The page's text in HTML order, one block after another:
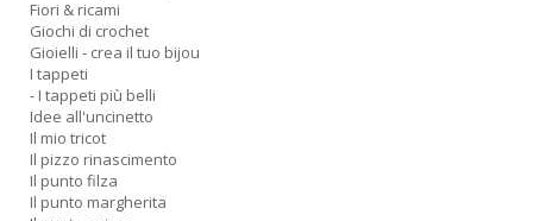
Fiori & ricami
Giochi di crochet
Gioielli - crea il tuo bijou
I tappeti
- I tappeti più belli
Idee all'uncinetto
Il mio tricot
Il pizzo rinascimento
Il punto filza
Il punto margherita